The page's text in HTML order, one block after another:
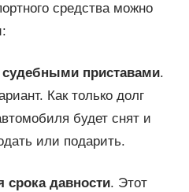
средства можно
судебными приставами.
Как только долг
будет снят и
или подарить.
срока давности. Этот